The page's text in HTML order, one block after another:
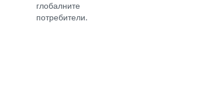
глобалните
потребители.